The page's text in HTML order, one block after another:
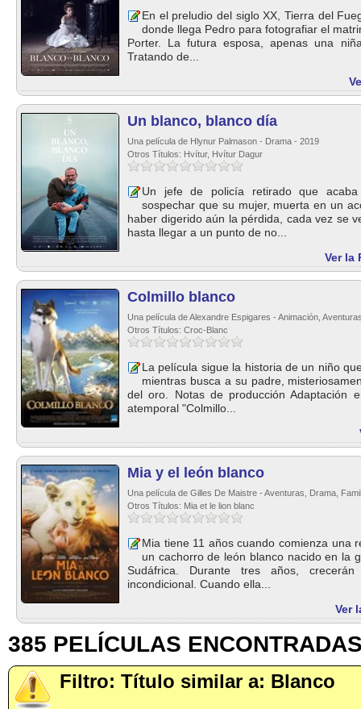
En el preludio del siglo XX, Tierra del
donde llega Pedro para fotografiar el
Porter. La futura esposa, apenas una
Tratando de...
Un blanco, blanco día
Una película de Hlynur Palmason - Drama - 2019
Otros Títulos: Hvítur, Hvítur Dagur
Un jefe de policía retirado que
sospechar que su mujer, muerta en un
haber digerido aún la pérdida, cada vez se
hasta llegar a un punto de no...
Ver la
Colmillo blanco
Una película de Alexandre Espigares - Animación,
Otros Títulos: Croc-Blanc
La película sigue la historia de un niño
mientras busca a su padre,
del oro. Notas de producción Adaptación
atemporal "Colmillo...
Mia y el león blanco
Una película de Gilles De Maistre - Aventuras, Drama,
Otros Títulos: Mia et le lion blanc
Mia tiene 11 años cuando comienza una
un cachorro de león blanco nacido en la
Sudáfrica. Durante tres años,
incondicional. Cuando ella...
Ver
385 PELÍCULAS
Filtro: Título similar a: Blanco